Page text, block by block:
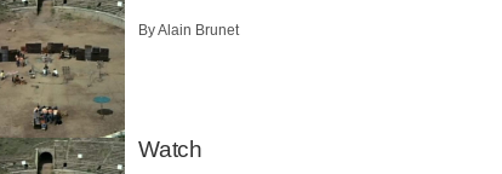
By Alain Brunet
Watch